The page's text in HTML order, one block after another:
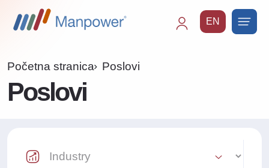
EN
Početna stranica Poslovi
Poslovi
Industry Select